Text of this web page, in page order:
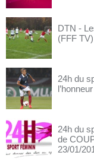
DTN -
(FFF TV)
24h du
l’honneur
24h du
de
23/01/